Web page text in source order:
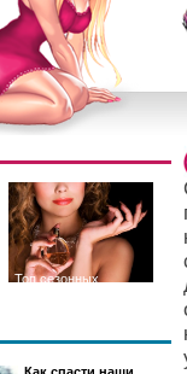
Топ сезонных